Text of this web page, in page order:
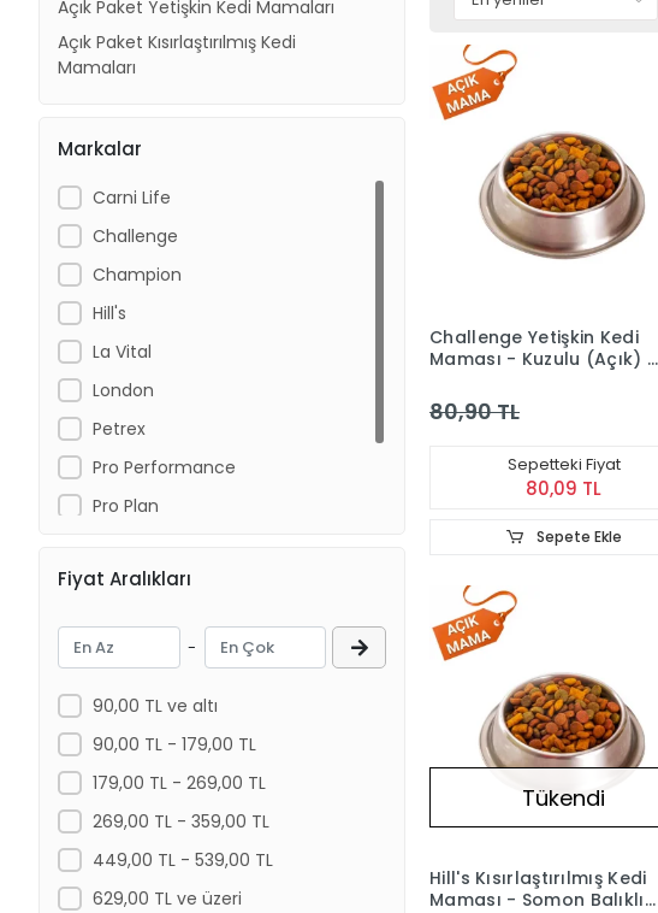
Açık Paket Yetişkin Kedi Mamaları
Açık Paket Kısırlaştırılmış Kedi
Mamaları
Markalar
Carni Life
Challenge
Champion
Hill's
La Vital
London
Petrex
Pro Performance
Pro Plan
Royal Canin
Fiyat Aralıkları
-
90,00 TL ve altı
90,00 TL - 179,00 TL
179,00 TL - 269,00 TL
269,00 TL - 359,00 TL
449,00 TL - 539,00 TL
629,00 TL ve üzeri
Challenge Yetişkin Kedi
Maması - Kuzulu (Açık) 1
80,90 TL
Sepetteki Fiyat
80,09 TL
Sepete Ekle
Tükendi
Hill's Kısırlaştırılmış Kedi
Maması - Somon Balıklı